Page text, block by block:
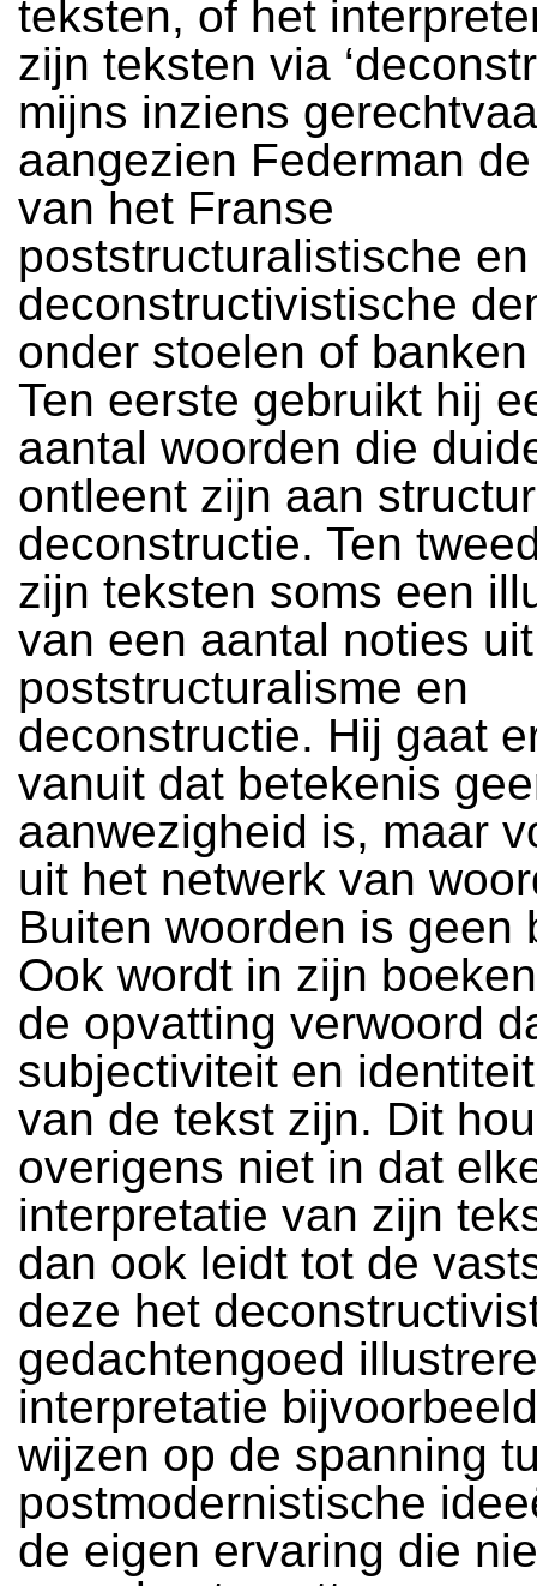
teksten, of het
zijn teksten via
mijns inziens
aangezien Federman
van het Franse
poststructuralistische en
deconstructivistische
onder stoelen of
Ten eerste gebruikt hij
aantal woorden die
ontleent zijn aan
deconstructie. Ten
zijn teksten soms een
van een aantal noties uit
poststructuralisme en
deconstructie. Hij gaat
vanuit dat betekenis
aanwezigheid is, maar
uit het netwerk van
Buiten woorden is geen
Ook wordt in zijn
de opvatting verwoord
subjectiviteit en
van de tekst zijn. Dit
overigens niet in dat
interpretatie van zijn
dan ook leidt tot de
deze het
gedachtengoed
interpretatie
wijzen op de spanning
postmodernistische
de eigen ervaring die